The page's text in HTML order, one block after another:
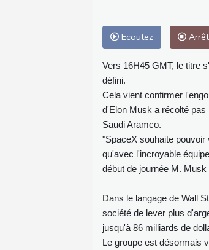
Ecoutez
Vers 16H45 GMT, le titre
défini.
Cela vient confirmer
d'Elon Musk a récolté pas
Saudi Aramco.
"SpaceX souhaite
qu'avec l'incroyable
début de journée M.
Dans le langage de Wall
société de lever plus
jusqu'à 86 milliards de
Le groupe est désormais